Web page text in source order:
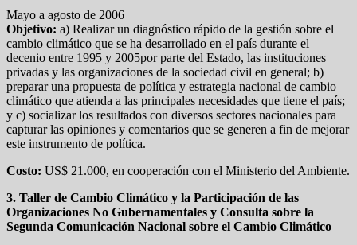
Mayo a agosto de 2006
Objetivo: a) Realizar un diagnóstico rápido de la gestión sobre el
cambio climático que se ha desarrollado en el país durante el
decenio entre 1995 y 2005por parte del Estado, las instituciones
privadas y las organizaciones de la sociedad civil en general; b)
preparar una propuesta de política y estrategia nacional de cambio
climático que atienda a las principales necesidades que tiene el país;
y c) socializar los resultados con diversos sectores nacionales para
capturar las opiniones y comentarios que se generen a fin de mejorar
este instrumento de política.
Costo: US$ 21.000, en cooperación con el Ministerio del Ambiente.
3. Taller de Cambio Climático y la Participación de las
Organizaciones No Gubernamentales y Consulta sobre la
Segunda Comunicación Nacional sobre el Cambio Climático